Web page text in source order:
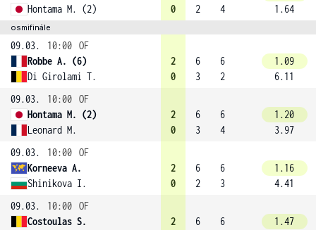
Hontama M. (2)
0
2
4
1.64
osmifinále
09.03. 10:00 OF
Robbe A. (6)
Di Girolami T.
2
0
6
3
6
2
1.09
6.11
09.03.
10:00 OF
Hontama M. (2)
Leonard M.
2
0
6
3
6
4
1.20
3.97
09.03.
10:00 OF
Korneeva A.
Shinikova I.
2
0
6
2
6
3
1.16
4.41
09.03.
10:00 OF
Costoulas S.
2
6
6
1.47